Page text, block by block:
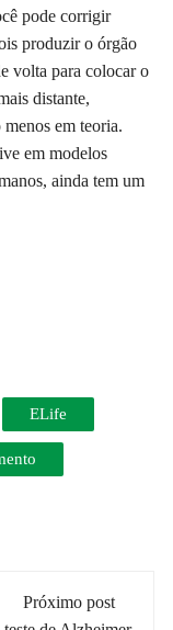
pode corrigir
produzir o órgão
volta para colocar o
distante,
em teoria.
em modelos
ainda tem um
ELife
Próximo post